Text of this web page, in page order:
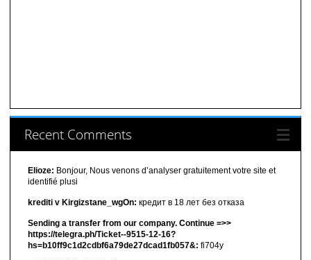
Recent Comments
Elioze: Bonjour, Nous venons d’analyser gratuitement votre site et
identifié plusi
krediti v Kirgizstane_wgOn: кредит в 18 лет без отказа
Sending a transfer from our company. Continue =>>
https://telegra.ph/Ticket--9515-12-16?
hs=b10ff9c1d2cdbf6a79de27dcad1fb057&: fi704y